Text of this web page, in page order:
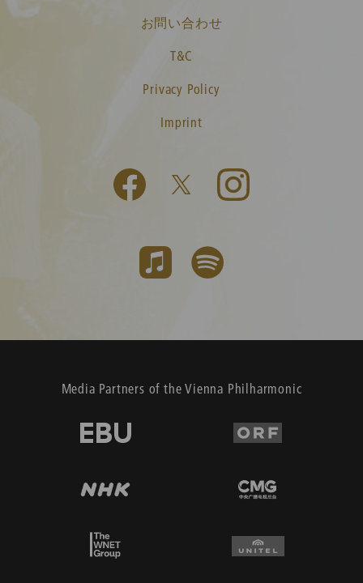
お問い合わせ
T&C
Privacy Policy
Imprint
Media Partners of the Vienna Philharmonic